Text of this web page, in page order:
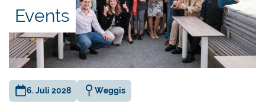
Events
6. Juli 2028 Weggis